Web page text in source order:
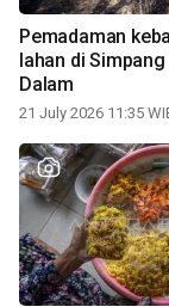
Pemadaman
lahan di
Dalam
21 July 2026 11:35